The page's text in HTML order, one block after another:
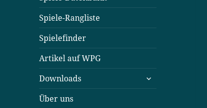
Spiele-Rangliste
Spielefinder
Artikel auf WPG
Downloads
untermenü
öffnen
Über uns